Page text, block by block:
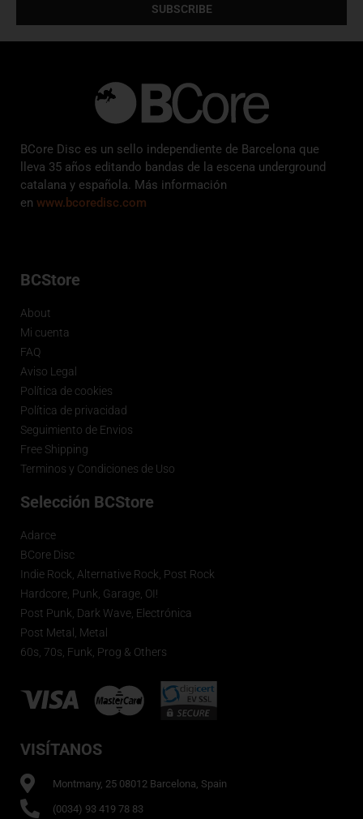
SUBSCRIBE
BCore Disc es un sello independiente de Barcelona que
lleva 35 años editando bandas de la escena underground
catalana y española. Más información
en www.bcoredisc.com
BCStore
About
Mi cuenta
FAQ
Aviso Legal
Política de cookies
Política de privacidad
Seguimiento de Envios
Free Shipping
Terminos y Condiciones de Uso
Selección BCStore
Adarce
BCore Disc
Indie Rock, Alternative Rock, Post Rock
Hardcore, Punk, Garage, OI!
Post Punk, Dark Wave, Electrónica
Post Metal, Metal
60s, 70s, Funk, Prog & Others
VISÍTANOS
Montmany, 25 08012 Barcelona, Spain
(0034) 93 419 78 83